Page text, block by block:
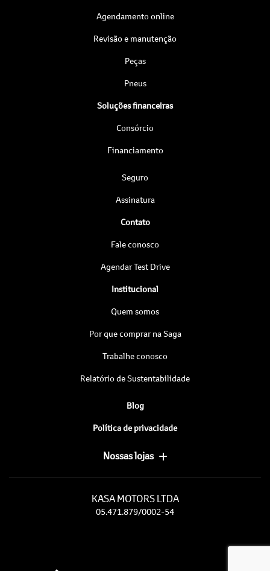
Agendamento online
Revisão e manutenção
Peças
Pneus
Soluções financeiras
Consórcio
Financiamento
Seguro
Assinatura
Contato
Fale conosco
Agendar Test Drive
Institucional
Quem somos
Por que comprar na Saga
Trabalhe conosco
Relatório de Sustentabilidade
Blog
Política de privacidade
Nossas lojas
KASA MOTORS LTDA
05.471.879/0002-54